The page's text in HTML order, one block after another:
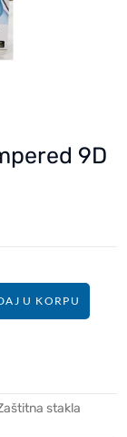
9D
U KORPU
stakla